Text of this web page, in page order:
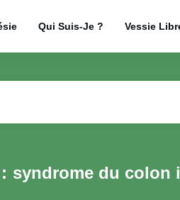
Qui Suis-Je ? Vessie
syndrome du colon